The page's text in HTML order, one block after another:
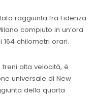
raggiunta fra Fidenza
compiuto in un’ora
chilometri orari.
treni alta velocità, è
universale di New
della quarta